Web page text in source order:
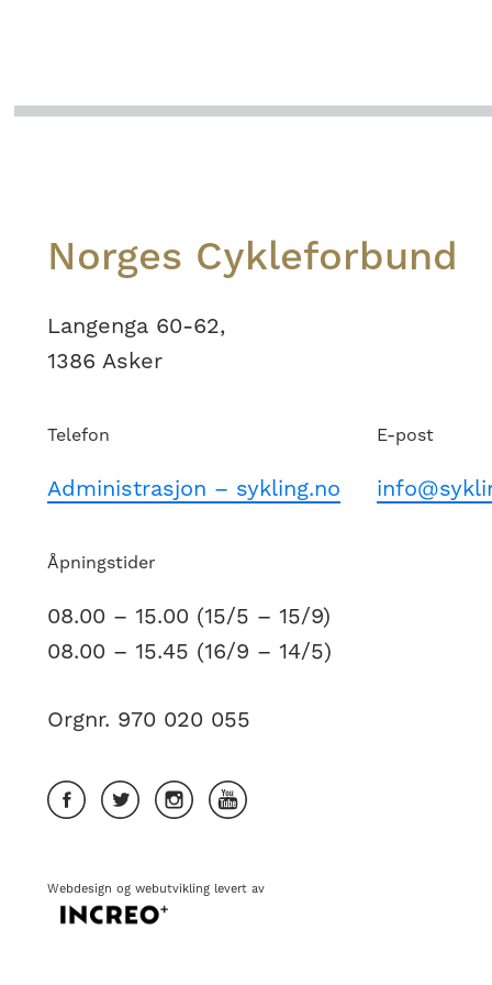
Norges Cykleforbund
Langenga 60-62,
1386 Asker
Telefon
Administrasjon – sykling.no
E-post
Åpningstider
08.00 – 15.00 (15/5 – 15/9)
08.00 – 15.45 (16/9 – 14/5)
Orgnr. 970 020 055
Webdesign ogwebutvikling levert av